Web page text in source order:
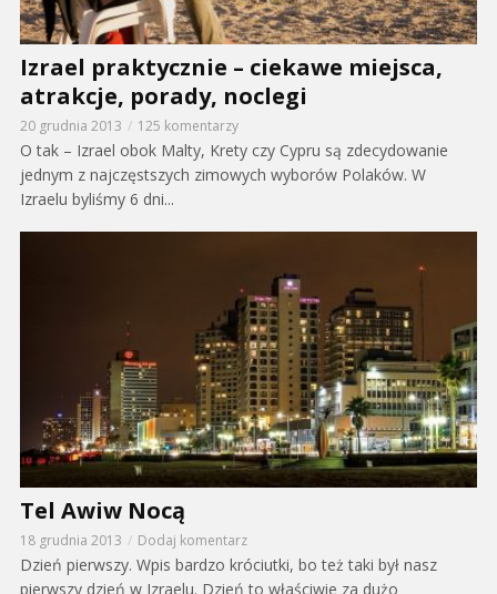
Izrael praktycznie – ciekawe miejsca,
atrakcje, porady, noclegi
20 grudnia 2013 125 komentarzy
O tak – Izrael obok Malty, Krety czy Cypru są zdecydowanie
jednym z najczęstszych zimowych wyborów Polaków. W
Izraelu byliśmy 6 dni...
Tel Awiw Nocą
18 grudnia 2013 Dodaj komentarz
Dzień pierwszy. Wpis bardzo króciutki, bo też taki był nasz
pierwszy dzień w Izraelu. Dzień to właściwie za dużo